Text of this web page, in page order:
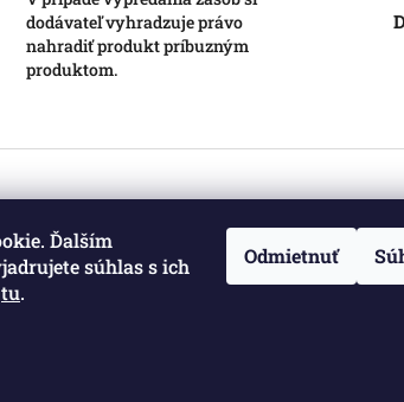
Ďalším
súhlas s ich
tu.
Odmietnuť
dodávateľ vyhradzuje právo
nahradiť produkt príbuzným
produktom.